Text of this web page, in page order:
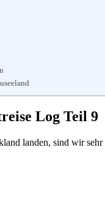
Log Teil 9
landen, sind wir